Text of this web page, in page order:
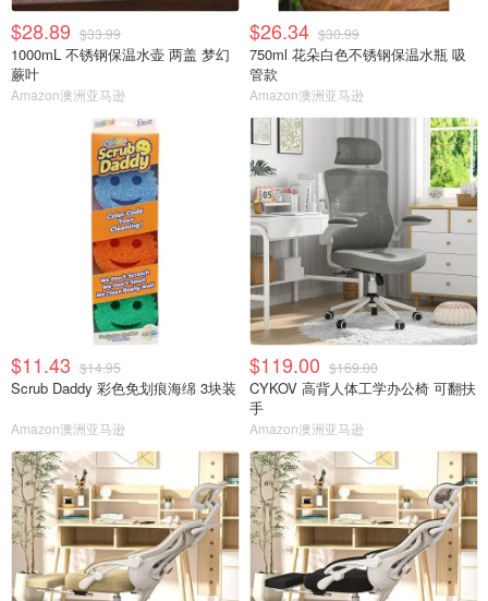
$28.89 $33.99
1000mL 不锈钢保温水壶 两盖 梦幻
蕨叶
Amazon澳洲亚马逊
$26.34 $30.99
750ml 花朵白色不锈钢保温水瓶 吸
管款
Amazon澳洲亚马逊
$11.43 $14.95
Scrub Daddy 彩色免划痕海绵 3块装
Amazon澳洲亚马逊
$119.00 $169.00
CYKOV 高背人体工学办公椅 可翻扶
手
Amazon澳洲亚马逊